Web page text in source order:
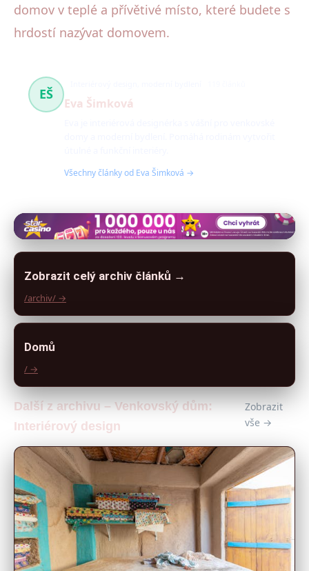
domov v teplé a přívětivé místo, které budete s
hrdostí nazývat domovem.
EŠ
Eva Šimková
Všechny články od Eva Šimková →
Zobrazit celý archiv článků →
/archiv/ →
Domů
/ →
Další z archivu – Venkovský dům:
Interiérový design
Zobrazit
vše →